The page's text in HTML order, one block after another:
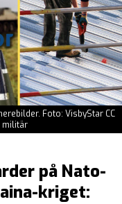
Foto: VisbyStar CC
militär
på Nato-
kriget: